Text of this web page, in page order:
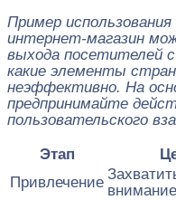
Пример
интернет-магазин
выхода посетителей
какие элементы
неэффективно. На
предпринимайте
пользовательского
Этап
Привлечение внимание